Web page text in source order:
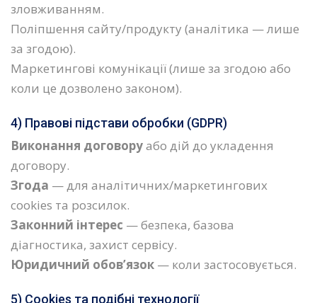
зловживанням.
Поліпшення сайту/продукту (аналітика — лише
за згодою).
Маркетингові комунікації (лише за згодою або
коли це дозволено законом).
4) Правові підстави обробки (GDPR)
Виконання договоруабо дій до укладення
договору.
Згода — для аналітичних/маркетингових
cookies та розсилок.
Законний інтерес — безпека, базова
діагностика, захист сервісу.
Юридичний обов’язок — коли застосовується.
5) Cookies та подібні технології